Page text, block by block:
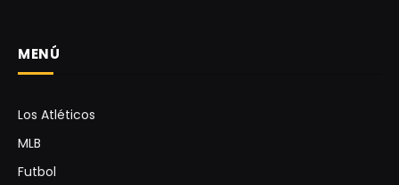
MENÚ
Los Atléticos
MLB
Futbol